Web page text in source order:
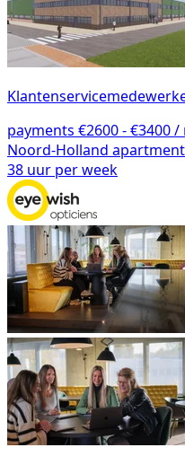
payments €2600 - €3400
Noord-Holland apartment
38 uur per week